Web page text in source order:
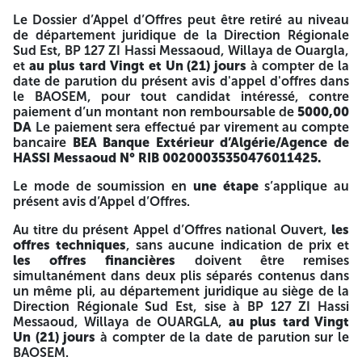
E-mail :jur.gcb@gmail.com
AVIS D’APPEL D’OFFRES NATIONAL OUVERT
N° 06/GCB/DSE/2024
La Société Nationale de Génie Civil et Bâtiment, GCB/Spa
Filiale SONATRACH/Direction Sud Est, Zone industrielle de
Hassi Messaoud, BP 127, OUARGLA, lance un avis d’Appel
d’Offres National Ouvert AON N°06/GCB/DSE/2024
Travaux de revêtement et menuiserie au niveau de
restaurant, site de Mesdar
PROJET : REALISATION DES CANTONNEMENTS DSP ET
DIVERS AMENAGEMENT EN DIFFERENTS SITES DE RTH
Pour les soumissionnaires qui ont un registre de commerce
avec l’activité respective (domaine de Bâtiment)
Pour les soumissionnaires ayant réalisé au moins deux (02)
marchés de nature similaires, justifiés par les attestations
de bonne exécution.
Le Dossier d’Appel d’Offres peut être retiré au niveau
de département juridique de la Direction Régionale
Sud Est, BP 127 ZI Hassi Messaoud, Willaya de Ouargla,
et au plus tard Vingt et Un (21) jours à compter de la
date de parution du présent avis d'appel d'offres dans
le BAOSEM, pour tout candidat intéressé, contre
paiement d’un montant non remboursable de 5000,00
DA Le paiement sera effectué par virement au compte
bancaire BEA Banque Extérieur d’Algérie/Agence de
HASSI Messaoud N° RIB 00200035350476011425.
Le mode de soumission en une étapes’applique au
présent avis d’Appel d’Offres.
Au titre du présent Appel d’Offres national Ouvert, les
offres techniques, sans aucune indication de prix et
les offres financières doivent être remises
simultanément dans deux plis séparés contenus dans
un même pli, au département juridique au siège de la
Direction Régionale Sud Est, sise à BP 127 ZI Hassi
Messaoud, Willaya de OUARGLA, au plus tard Vingt
Un (21) jours à compter de la date de parution sur le
BAOSEM.